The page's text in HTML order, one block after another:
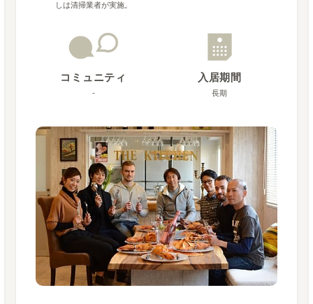
しは清掃業者が実施。
コミュニティ
-
入居期間
長期